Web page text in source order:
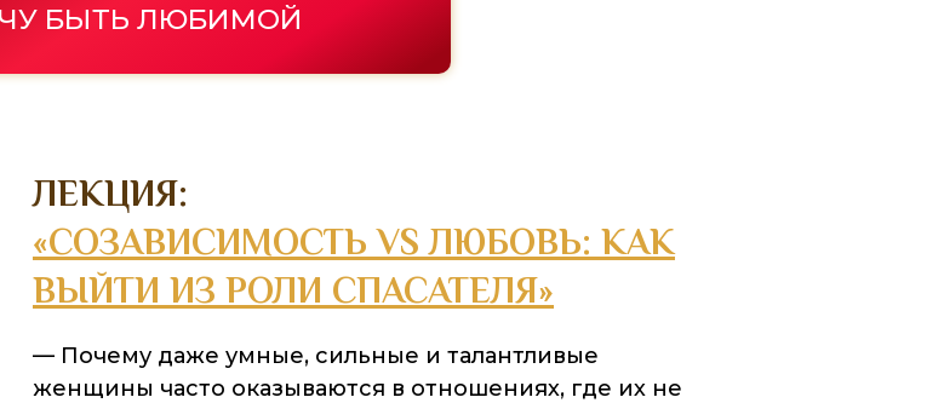
БЫТЬ ЛЮБИМОЙ
ЛЕКЦИЯ:
«СОЗАВИСИМОСТЬ VS ЛЮБОВЬ: КАК
ВЫЙТИ ИЗ РОЛИ СПАСАТЕЛЯ»
— Почему даже умные, сильные и талантливые
женщины часто оказываются в отношениях, где их не